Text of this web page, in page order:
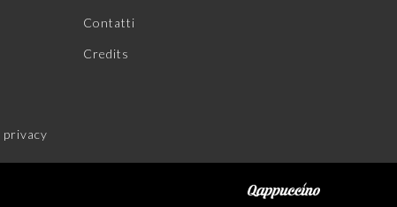
privacy
Contatti
Credits